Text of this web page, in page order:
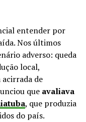
entender por
Nos últimos
adverso: queda
local,
de
que avaliava
, que produzia
do país.